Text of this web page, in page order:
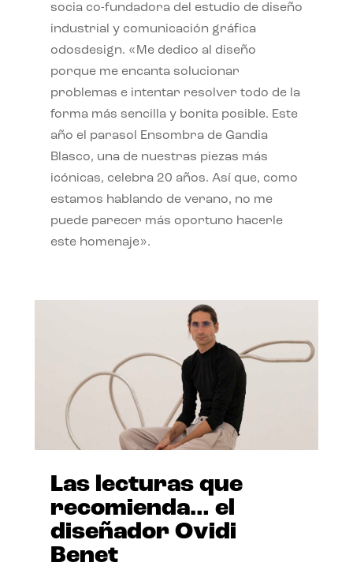
socia co-fundadora del estudio de diseño
industrial y comunicación gráfica
odosdesign. «Me dedico al diseño
porque me encanta solucionar
problemas e intentar resolver todo de la
forma más sencilla y bonita posible. Este
año el parasol Ensombra de Gandia
Blasco, una de nuestras piezas más
icónicas, celebra 20 años. Así que, como
estamos hablando de verano, no me
puede parecer más oportuno hacerle
este homenaje».
Las lecturas que
recomienda… el
diseñador Ovidi
Benet